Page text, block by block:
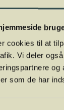
cookies til at
Vi deler
og
som de har